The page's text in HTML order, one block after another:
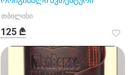
თბილისი
125 ₾